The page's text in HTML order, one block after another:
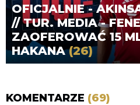
OFICJALNIE -
// TUR. MEDIA -
ZAOFEROWAĆ 15
HAKANA(26)
KOMENTARZE (69)